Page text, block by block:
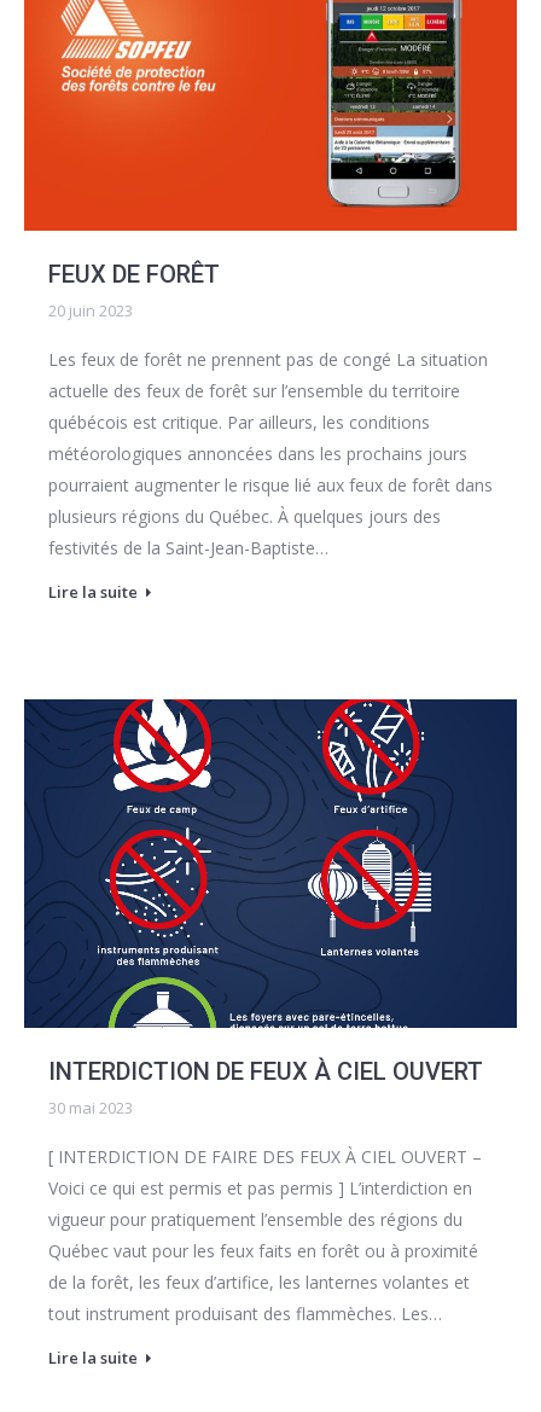
FEUX DE FORÊT
20 juin 2023
Les feux de forêt ne prennent pas de congé La situation
actuelle des feux de forêt sur l’ensemble du territoire
québécois est critique. Par ailleurs, les conditions
météorologiques annoncées dans les prochains jours
pourraient augmenter le risque lié aux feux de forêt dans
plusieurs régions du Québec. À quelques jours des
festivités de la Saint-Jean-Baptiste…
Lire la suite
INTERDICTION DE FEUX À CIEL OUVERT
30 mai 2023
[ INTERDICTION DE FAIRE DES FEUX À CIEL OUVERT –
Voici ce qui est permis et pas permis ] L’interdiction en
vigueur pour pratiquement l’ensemble des régions du
Québec vaut pour les feux faits en forêt ou à proximité
de la forêt, les feux d’artifice, les lanternes volantes et
tout instrument produisant des flammèches. Les…
Lire la suite